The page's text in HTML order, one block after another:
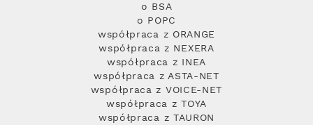
o BSA
o POPC
współpraca z ORANGE
współpraca z NEXERA
współpraca z INEA
współpraca z ASTA-NET
współpraca z VOICE-NET
współpraca z TOYA
współpraca z TAURON